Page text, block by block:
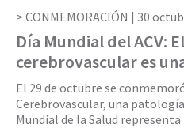
CONMEMORACIÓN | 30
Día Mundial del ACV:
cerebrovascular es
El 29 de octubre se
Cerebrovascular, una
Mundial de la Salud